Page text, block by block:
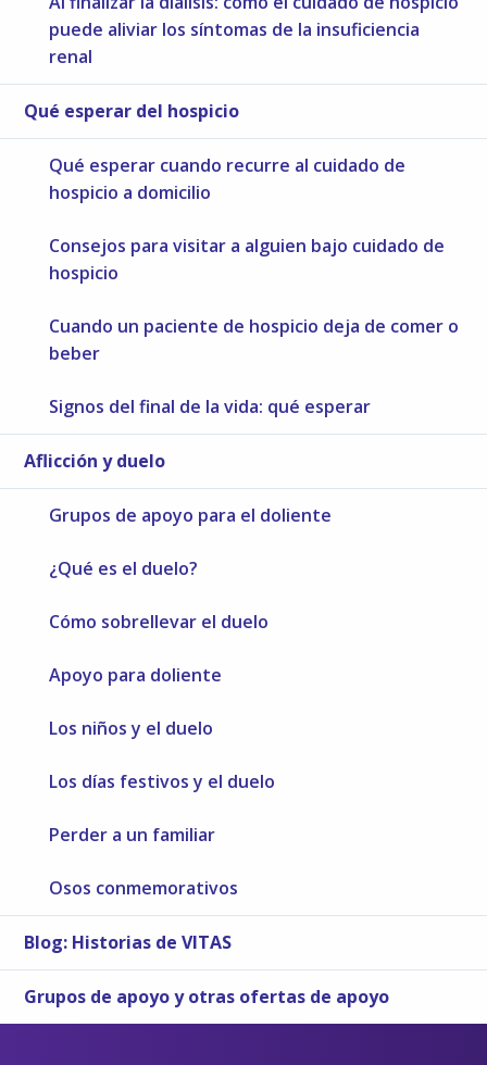
puede aliviar los síntomas de la insuficiencia
renal
Qué esperar del hospicio
Qué esperar cuando recurre al cuidado de
hospicio a domicilio
Consejos para visitar a alguien bajo cuidado de
hospicio
Cuando un paciente de hospicio deja de comer o
beber
Signos del final de la vida: qué esperar
Aflicción y duelo
Grupos de apoyo para el doliente
¿Qué es el duelo?
Cómo sobrellevar el duelo
Apoyo para doliente
Los niños y el duelo
Los días festivos y el duelo
Perder a un familiar
Osos conmemorativos
Blog: Historias de VITAS
Grupos de apoyo y otras ofertas de apoyo